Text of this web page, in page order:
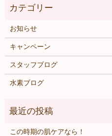
お知らせ
キャンペーン
スタッフブログ
水素ブログ
この時期の肌ケアなら！